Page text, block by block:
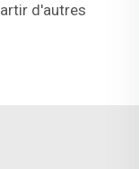
d'autres